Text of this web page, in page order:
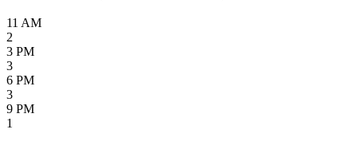
11 AM
2
3 PM
3
6 PM
3
9 PM
1